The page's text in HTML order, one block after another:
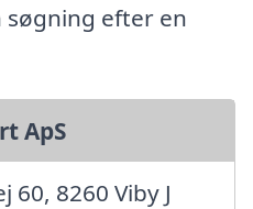
søgning efter en
ApS
60, 8260 Viby J